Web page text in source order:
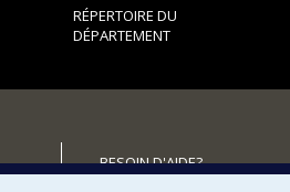
RÉPERTOIRE DU
DÉPARTEMENT
BESOIN D'AIDE?